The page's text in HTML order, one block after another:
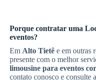
Porque contratar uma
eventos?
Em Alto Tietê e em outras
presente com o melhor
limousine para eventos
contato conosco e consulte